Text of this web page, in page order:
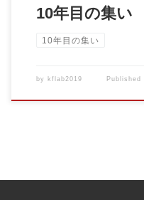
10年目の集い
10年目の集い
by kflab2019 Published